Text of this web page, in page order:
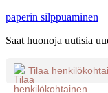
paperin silppuaminen
Saat huonoja uutisia
Tilaa